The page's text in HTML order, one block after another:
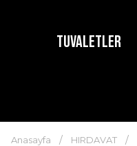
TUVALETLER
Anasayfa HIRDAVAT